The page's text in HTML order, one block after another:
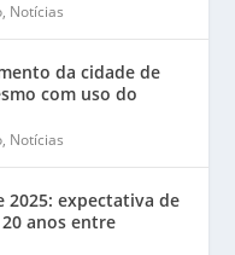
, Notícias
da cidade de
com uso do
, Notícias
2025: expectativa de
anos entre